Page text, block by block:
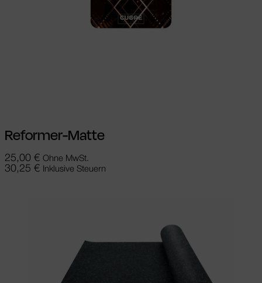
Reformer-Matte
25,00 € Ohne MwSt.
30,25 € Inklusive Steuern